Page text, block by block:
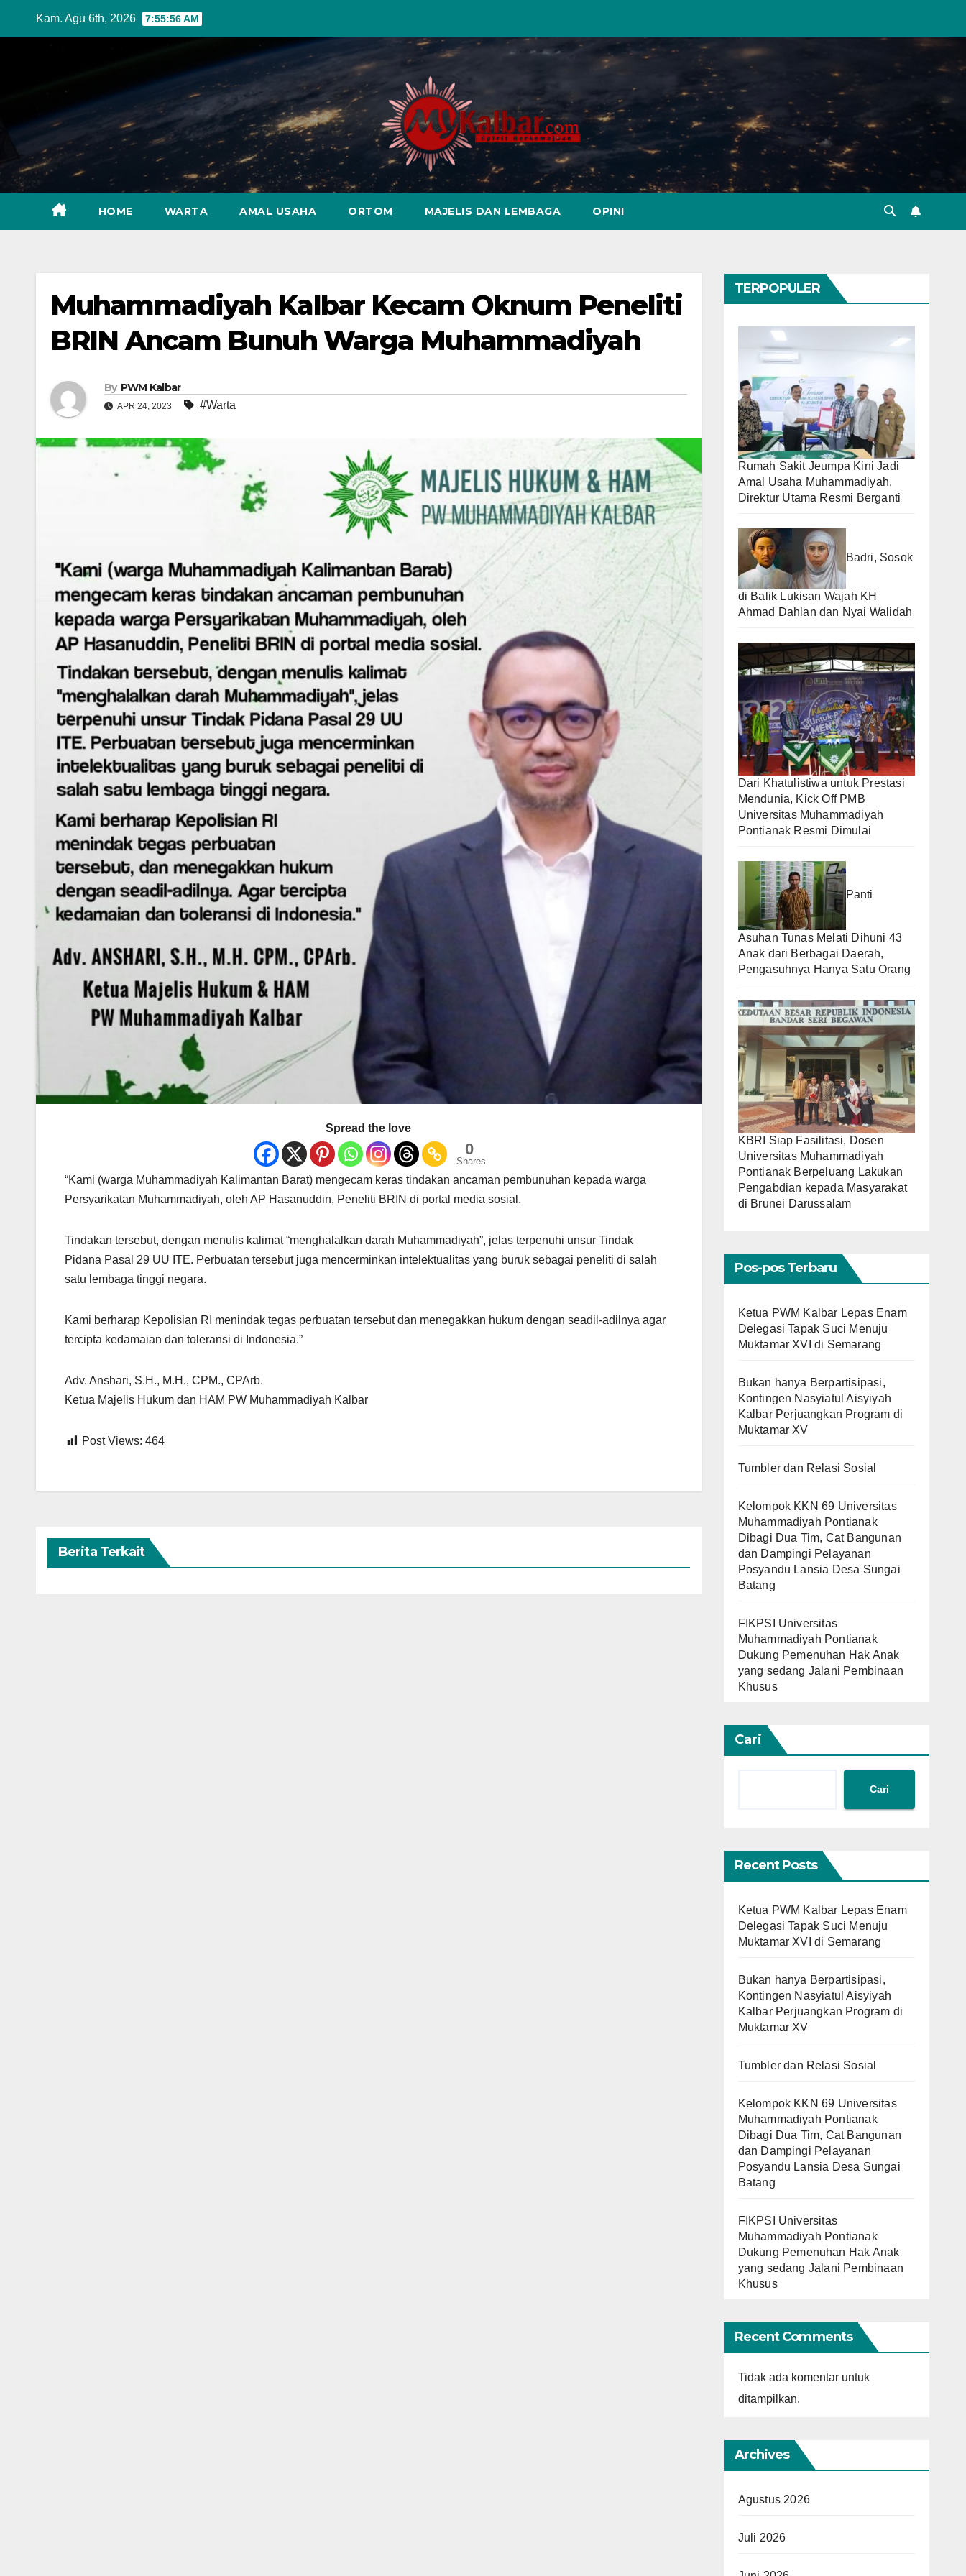
Kam. Agu 6th, 2026 7:55:57 AM
HOME WARTA AMAL USAHA ORTOM MAJELIS DAN LEMBAGA OPINI
Muhammadiyah Kalbar Kecam Oknum Peneliti
BRIN Ancam Bunuh Warga Muhammadiyah
By PWM Kalbar
APR 24, 2023 #Warta
Spread the love
0
Shares
“Kami (warga Muhammadiyah Kalimantan Barat) mengecam keras tindakan ancaman pembunuhan kepada warga
Persyarikatan Muhammadiyah, oleh AP Hasanuddin, Peneliti BRIN di portal media sosial.
Tindakan tersebut, dengan menulis kalimat “menghalalkan darah Muhammadiyah”, jelas terpenuhi unsur Tindak
Pidana Pasal 29 UU ITE. Perbuatan tersebut juga mencerminkan intelektualitas yang buruk sebagai peneliti di salah
satu lembaga tinggi negara.
Kami berharap Kepolisian RI menindak tegas perbuatan tersebut dan menegakkan hukum dengan seadil-adilnya agar
tercipta kedamaian dan toleransi di Indonesia.”
Adv. Anshari, S.H., M.H., CPM., CPArb.
Ketua Majelis Hukum dan HAM PW Muhammadiyah Kalbar
Post Views: 464
Berita Terkait
TERPOPULER
Rumah Sakit Jeumpa Kini Jadi
Amal Usaha Muhammadiyah,
Direktur Utama Resmi Berganti
Badri, Sosok
di Balik Lukisan Wajah KH
Ahmad Dahlan dan Nyai Walidah
Dari Khatulistiwa untuk Prestasi
Mendunia, Kick Off PMB
Universitas Muhammadiyah
Pontianak Resmi Dimulai
Panti
Asuhan Tunas Melati Dihuni 43
Anak dari Berbagai Daerah,
Pengasuhnya Hanya Satu Orang
KBRI Siap Fasilitasi, Dosen
Universitas Muhammadiyah
Pontianak Berpeluang Lakukan
Pengabdian kepada Masyarakat
di Brunei Darussalam
Pos-pos Terbaru
Ketua PWM Kalbar Lepas Enam
Delegasi Tapak Suci Menuju
Muktamar XVI di Semarang
Bukan hanya Berpartisipasi,
Kontingen Nasyiatul Aisyiyah
Kalbar Perjuangkan Program di
Muktamar XV
Tumbler dan Relasi Sosial
Kelompok KKN 69 Universitas
Muhammadiyah Pontianak
Dibagi Dua Tim, Cat Bangunan
dan Dampingi Pelayanan
Posyandu Lansia Desa Sungai
Batang
FIKPSI Universitas
Muhammadiyah Pontianak
Dukung Pemenuhan Hak Anak
yang sedang Jalani Pembinaan
Khusus
Cari
Cari
Recent Posts
Ketua PWM Kalbar Lepas Enam
Delegasi Tapak Suci Menuju
Muktamar XVI di Semarang
Bukan hanya Berpartisipasi,
Kontingen Nasyiatul Aisyiyah
Kalbar Perjuangkan Program di
Muktamar XV
Tumbler dan Relasi Sosial
Kelompok KKN 69 Universitas
Muhammadiyah Pontianak
Dibagi Dua Tim, Cat Bangunan
dan Dampingi Pelayanan
Posyandu Lansia Desa Sungai
Batang
FIKPSI Universitas
Muhammadiyah Pontianak
Dukung Pemenuhan Hak Anak
yang sedang Jalani Pembinaan
Khusus
Recent Comments
Tidak ada komentar untuk
ditampilkan.
Archives
Agustus 2026
Juli 2026